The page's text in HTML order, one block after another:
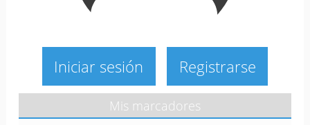
Iniciar sesión Registrarse
Mis marcadores